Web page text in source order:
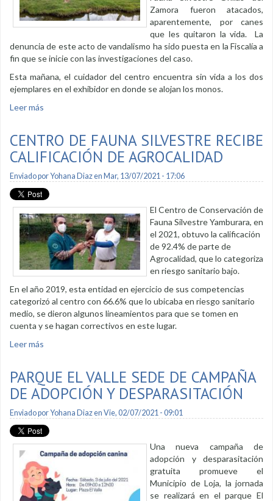
Zamora fueron atacados,
aparentemente, por canes
que les quitaron la vida. La
denuncia de este acto de vandalismo ha sido puesta en la Fiscalía a
fin que se inicie con las investigaciones del caso.
Esta mañana, el cuidador del centro encuentra sin vida a los dos
ejemplares en el exhibidor en donde se alojan los monos.
Leer más
CENTRO DE FAUNA SILVESTRE RECIBE
CALIFICACIÓN DE AGROCALIDAD
Enviado porYohana Diazen Mar, 13/07/2021 - 17:06
El Centro de Conservación de
Fauna Silvestre Yamburara, en
el 2021, obtuvo la calificación
de 92.4% de parte de
Agrocalidad, que lo categoriza
en riesgo sanitario bajo.
En el año 2019, esta entidad en ejercicio de sus competencias
categorizó al centro con 66.6% que lo ubicaba en riesgo sanitario
medio, se dieron algunos lineamientos para que se tomen en
cuenta y se hagan correctivos en este lugar.
Leer más
PARQUE EL VALLE SEDE DE CAMPAÑA
DE ADOPCIÓN Y DESPARASITACIÓN
Enviado porYohana Diazen Vie, 02/07/2021 - 09:01
Una nueva campaña de
adopción y desparasitación
gratuita promueve el
Municipio de Loja, la jornada
se realizará en el parque El